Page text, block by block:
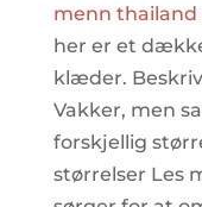
menn thailand
her er et
klæder.
Vakker, men
forskjellig
størrelser Les